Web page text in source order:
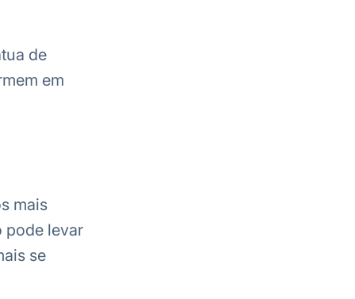
de
em
mais
pode levar
se